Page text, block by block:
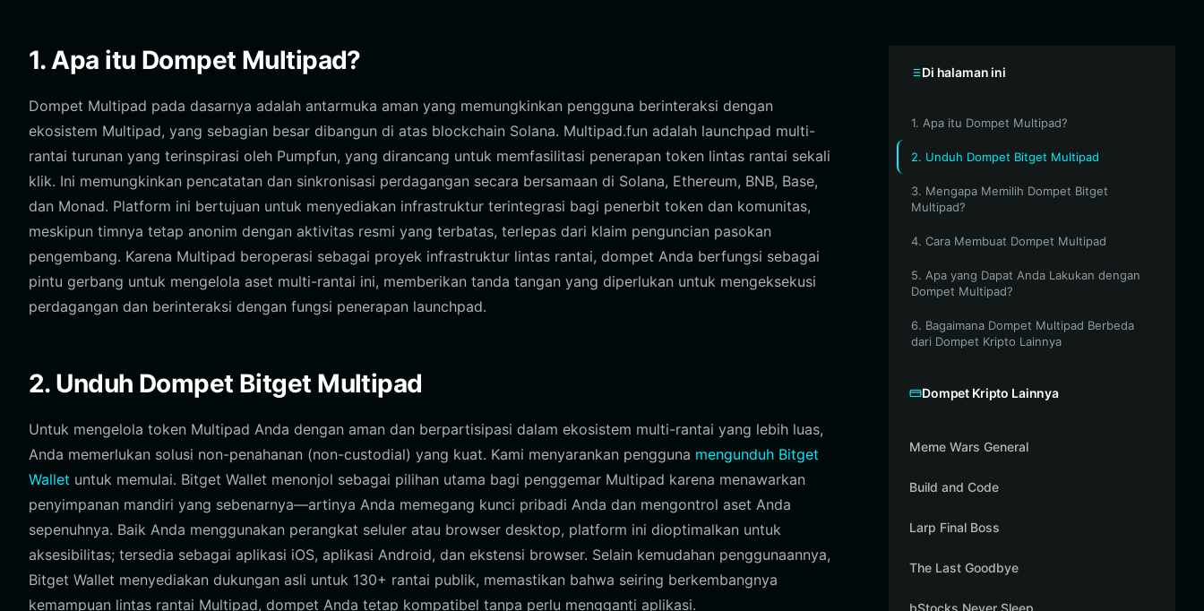
1. Apa itu Dompet Multipad?
Dompet Multipad pada dasarnya adalah antarmuka aman yang memungkinkan pengguna berinteraksi dengan
ekosistem Multipad, yang sebagian besar dibangun di atas blockchain Solana. Multipad.fun adalah launchpad multi-
rantai turunan yang terinspirasi oleh Pumpfun, yang dirancang untuk memfasilitasi penerapan token lintas rantai sekali
klik. Ini memungkinkan pencatatan dan sinkronisasi perdagangan secara bersamaan di Solana, Ethereum, BNB, Base,
dan Monad. Platform ini bertujuan untuk menyediakan infrastruktur terintegrasi bagi penerbit token dan komunitas,
meskipun timnya tetap anonim dengan aktivitas resmi yang terbatas, terlepas dari klaim penguncian pasokan
pengembang. Karena Multipad beroperasi sebagai proyek infrastruktur lintas rantai, dompet Anda berfungsi sebagai
pintu gerbang untuk mengelola aset multi-rantai ini, memberikan tanda tangan yang diperlukan untuk mengeksekusi
perdagangan dan berinteraksi dengan fungsi penerapan launchpad.
2. Unduh Dompet Bitget Multipad
Untuk mengelola token Multipad Anda dengan aman dan berpartisipasi dalam ekosistem multi-rantai yang lebih luas,
Anda memerlukan solusi non-penahanan (non-custodial) yang kuat. Kami menyarankan pengguna mengunduh Bitget
Wallet untuk memulai. Bitget Wallet menonjol sebagai pilihan utama bagi penggemar Multipad karena menawarkan
penyimpanan mandiri yang sebenarnya—artinya Anda memegang kunci pribadi Anda dan mengontrol aset Anda
sepenuhnya. Baik Anda menggunakan perangkat seluler atau browser desktop, platform ini dioptimalkan untuk
aksesibilitas; tersedia sebagai aplikasi iOS, aplikasi Android, dan ekstensi browser. Selain kemudahan penggunaannya,
Bitget Wallet menyediakan dukungan asli untuk 130+ rantai publik, memastikan bahwa seiring berkembangnya
kemampuan lintas rantai Multipad, dompet Anda tetap kompatibel tanpa perlu mengganti aplikasi.
Di halaman ini
1. Apa itu Dompet Multipad?
2. Unduh Dompet Bitget Multipad
3. Mengapa Memilih Dompet Bitget
Multipad?
4. Cara Membuat Dompet Multipad
5. Apa yang Dapat Anda Lakukan dengan
Dompet Multipad?
6. Bagaimana Dompet Multipad Berbeda
dari Dompet Kripto Lainnya
Dompet Kripto Lainnya
Meme Wars General
Build and Code
Larp Final Boss
The Last Goodbye
bStocks Never Sleep